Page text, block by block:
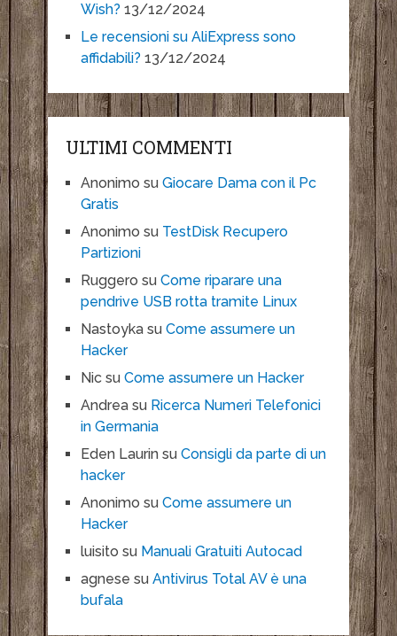
Wish? 13/12/2024
Le recensioni su AliExpress sono
affidabili? 13/12/2024
ULTIMI COMMENTI
Anonimo su Giocare Dama con il Pc
Gratis
Anonimo su TestDisk Recupero
Partizioni
Ruggero su Come riparare una
pendrive USB rotta tramite Linux
Nastoykasu Come assumere un
Hacker
Nicsu Come assumere un Hacker
Andreasu Ricerca Numeri Telefonici
in Germania
Eden Laurinsu Consigli da parte di un
hacker
Anonimo su Come assumere un
Hacker
luisito su Manuali Gratuiti Autocad
agnese su Antivirus Total AV è una
bufala